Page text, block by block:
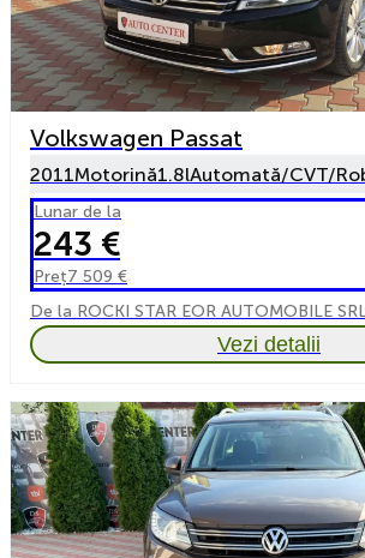
Volkswagen Passat
2011Motorină1.8lAutomată/CVT/
Lunar de la
243 €
Preț7 509 €
De la ROCKI STAR EOR AUTOMOBILE
Vezi detalii